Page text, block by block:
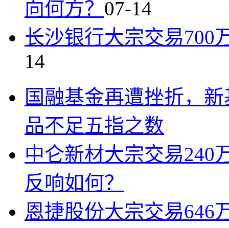
向何方？ 07-14
长沙银行大宗交易700
14
国融基金再遭挫折，
品不足五指之数
中仑新材大宗交易240
反响如何？
恩捷股份大宗交易646